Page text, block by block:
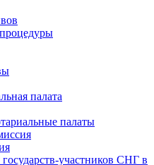
палата
палаты
государств-участников СНГ в